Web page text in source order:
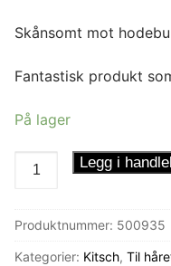
Skånsomt mot
Fantastisk produkt
På lager
Kitsch
Usynlig
antall
Legg i
Produktnummer: 500935
Kategorier: Kitsch, Til